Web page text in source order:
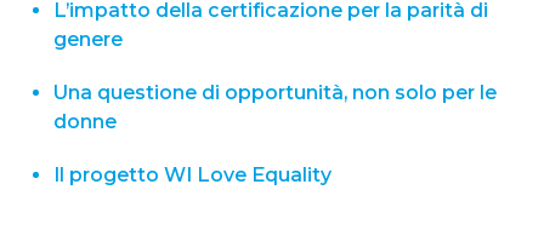
L’impatto della certificazione per la parità di
genere
Una questione di opportunità, non solo per le
donne
Il progetto WI Love Equality